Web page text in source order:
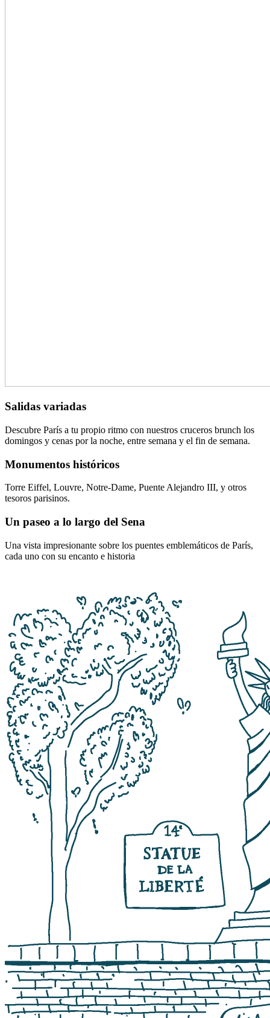
Salidas variadas
Descubre París a tu propio ritmo con nuestros cruceros brunch los
domingos y cenas por la noche, entre semana y el fin de semana.
Monumentos históricos
Torre Eiffel, Louvre, Notre-Dame, Puente Alejandro III, y otros
tesoros parisinos.
Un paseo a lo largo del Sena
Una vista impresionante sobre los puentes emblemáticos de París,
cada uno con su encanto e historia